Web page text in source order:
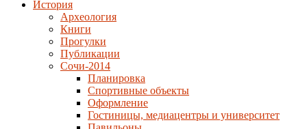
История
Археология
Книги
Прогулки
Публикации
Сочи-2014
Планировка
Спортивные объекты
Оформление
Гостиницы, медиацентры и университет